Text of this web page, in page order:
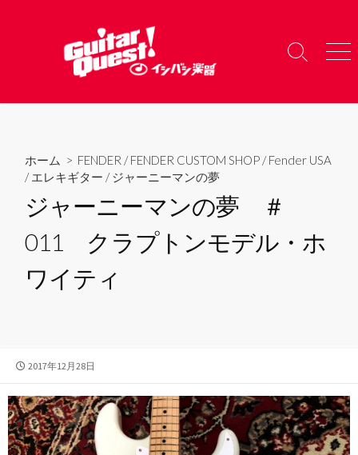
へ
検
り
メ
ー
ホーム > FENDER /FENDER CUSTOM SHOP /Fender USA
/エレキギター /ジャーニーマンの夢
ジャーニーマンの夢 ＃
011 クラプトンモデル・ホ
ワイティ
公
日
2017年12月28日